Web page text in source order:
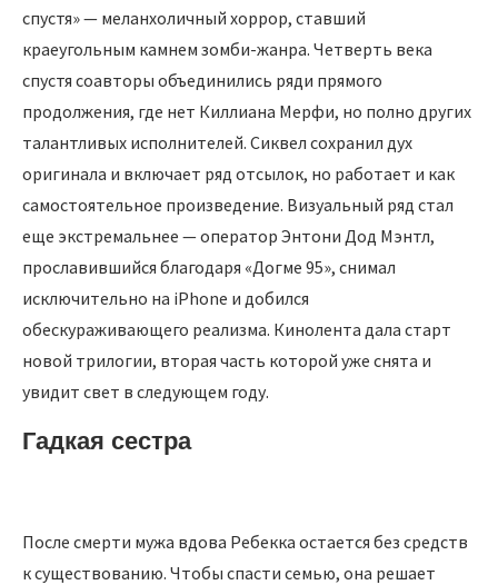
спустя» — меланхоличный хоррор, ставший
краеугольным камнем зомби-жанра. Четверть века
спустя соавторы объединились ряди прямого
продолжения, где нет Киллиана Мерфи, но полно других
талантливых исполнителей. Сиквел сохранил дух
оригинала и включает ряд отсылок, но работает и как
самостоятельное произведение. Визуальный ряд стал
еще экстремальнее — оператор Энтони Дод Мэнтл,
прославившийся благодаря «Догме 95», снимал
исключительно на iPhone и добился
обескураживающего реализма. Кинолента дала старт
новой трилогии, вторая часть которой уже снята и
увидит свет в следующем году.
Гадкая сестра
После смерти мужа вдова Ребекка остается без средств
к существованию. Чтобы спасти семью, она решает